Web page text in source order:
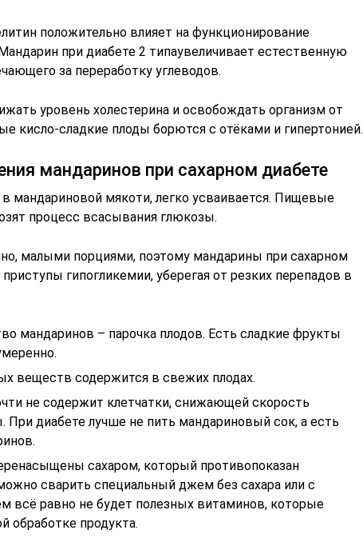
положительно влияет на функционирование
при диабете 2 типаувеличивает естественную
за переработку углеводов.
уровень холестерина и освобождать организм от
кисло-сладкие плоды борются с отёками и гипертонией.
мандаринов при сахарном диабете
мандариновой мякоти, легко усваивается. Пищевые
процесс всасывания глюкозы.
малыми порциями, поэтому мандарины при сахарном
гипогликемии, уберегая от резких перепадов в
мандаринов – парочка плодов. Есть сладкие фрукты
веществ содержится в свежих плодах.
не содержит клетчатки, снижающей скорость
При диабете лучше не пить мандариновый сок, а есть
сахаром, который противопоказан
сварить специальный джем без сахара или с
всё равно не будет полезных витаминов, которые
обработке продукта.